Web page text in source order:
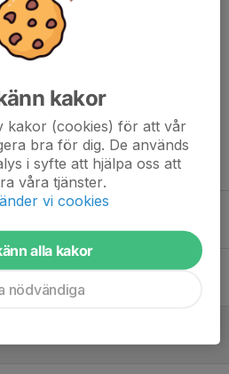
Yngre
kakor
kakor (cookies) för att vår
bra för dig. De används
i syfte att hjälpa oss att
våra tjänster.
vi cookies
alla kakor
nödvändiga